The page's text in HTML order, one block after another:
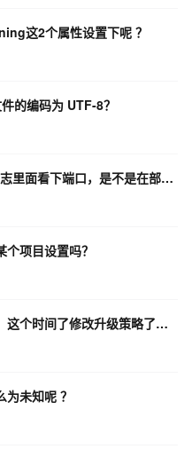
这2个属性设置下呢 ？
的编码为 UTF-8？
在云效中docker部署成功，想再日志里面看下端口，是不是在部署脚本做一下设置？
项目设置吗？
阿里云ARMS如果告警已经触发了，这个时间了修改升级策略了，之前触发告警关联的升级策略就没发执行了？
未知呢 ？